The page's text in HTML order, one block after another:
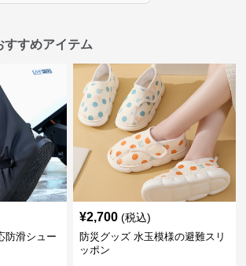
すすめアイテム
防滑シュー
¥2,700 (税込)
防災グッズ 水玉模様の避難スリ
ッポン